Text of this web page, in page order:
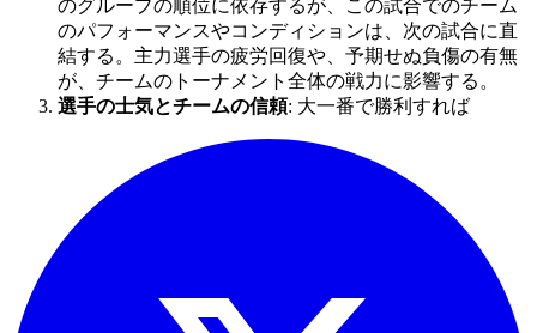
のグループの順位に依存するが、この試合でのチーム
のパフォーマンスやコンディションは、次の試合に直
結する。主力選手の疲労回復や、予期せぬ負傷の有無
が、チームのトーナメント全体の戦力に影響する。
選手の士気とチームの信頼: 大一番で勝利すれば